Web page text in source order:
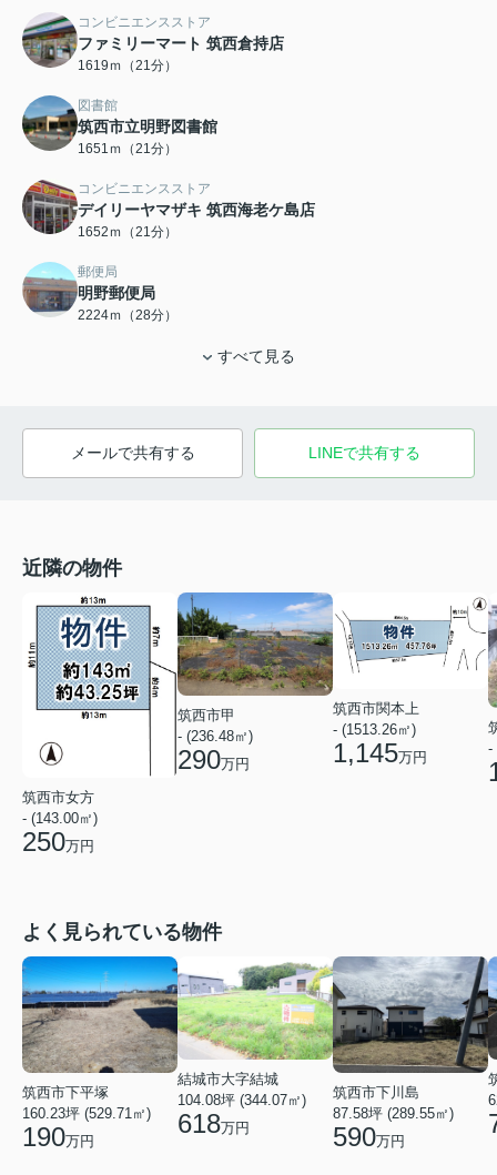
コンビニエンスストア
ファミリーマート 筑西倉持店
1619ｍ（21分）
図書館
筑西市立明野図書館
1651ｍ（21分）
コンビニエンスストア
デイリーヤマザキ 筑西海老ケ島店
1652ｍ（21分）
郵便局
明野郵便局
2224ｍ（28分）
すべて見る
メールで共有する LINEで共有する
近隣の物件
筑西市女方
- (143.00㎡)
250万円
筑西市甲
- (236.48㎡)
290万円
筑西市関本上
- (1513.26㎡)
1,145万円
-
よく見られている物件
筑西市下平塚
160.23坪 (529.71㎡)
190万円
結城市大字結城
104.08坪 (344.07㎡)
618万円
筑西市下川島
87.58坪 (289.55㎡)
590万円